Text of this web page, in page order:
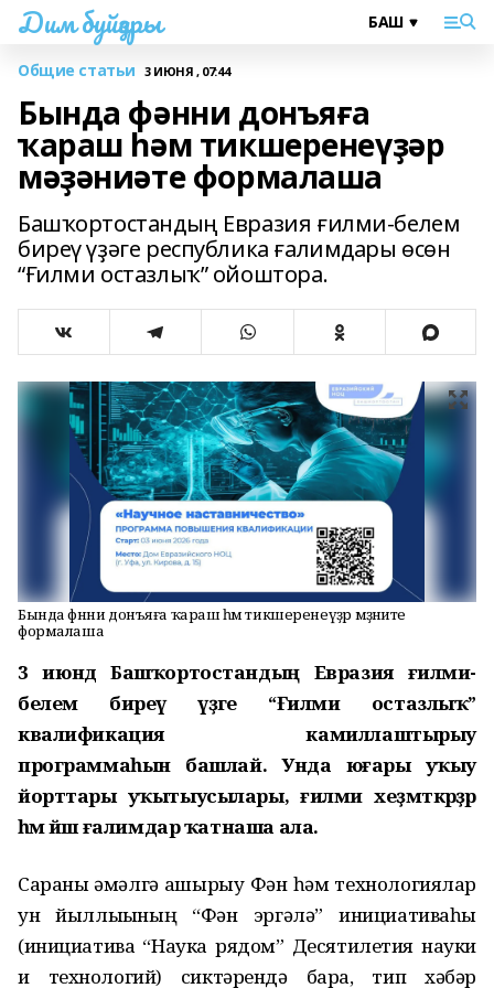
Дим буйҙары
Общие статьи 3 ИЮНЯ , 07:44
Бында фәнни донъяға
ҡараш һәм тикшеренеүҙәр
мәҙәниәте формалаша
Башҡортостандың Евразия ғилми-белем
биреү үҙәге республика ғалимдары өсөн
“Ғилми остазлыҡ” ойоштора.
Бында фәнни донъяға ҡараш һәм тикшеренеүҙәр мәҙәниәте
формалаша
3 июндә Башҡортостандың Евразия ғилми-
белем биреү үҙәге “Ғилми остазлыҡ”
квалификация камиллаштырыу
программаһын башлай. Унда юғары уҡыу
йорттары уҡытыусылары, ғилми хеҙмәткәрҙәр
һәм йәш ғалимдар ҡатнаша ала.
Сараны ғәмәлгә ашырыу Фән һәм технологиялар
ун йыллығының “Фән эргәлә” инициативаһы
(инициатива “Наука рядом” Десятилетия науки
и технологий) сиктәрендә бара, тип хәбәр